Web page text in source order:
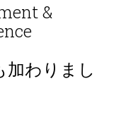
&
加わりまし